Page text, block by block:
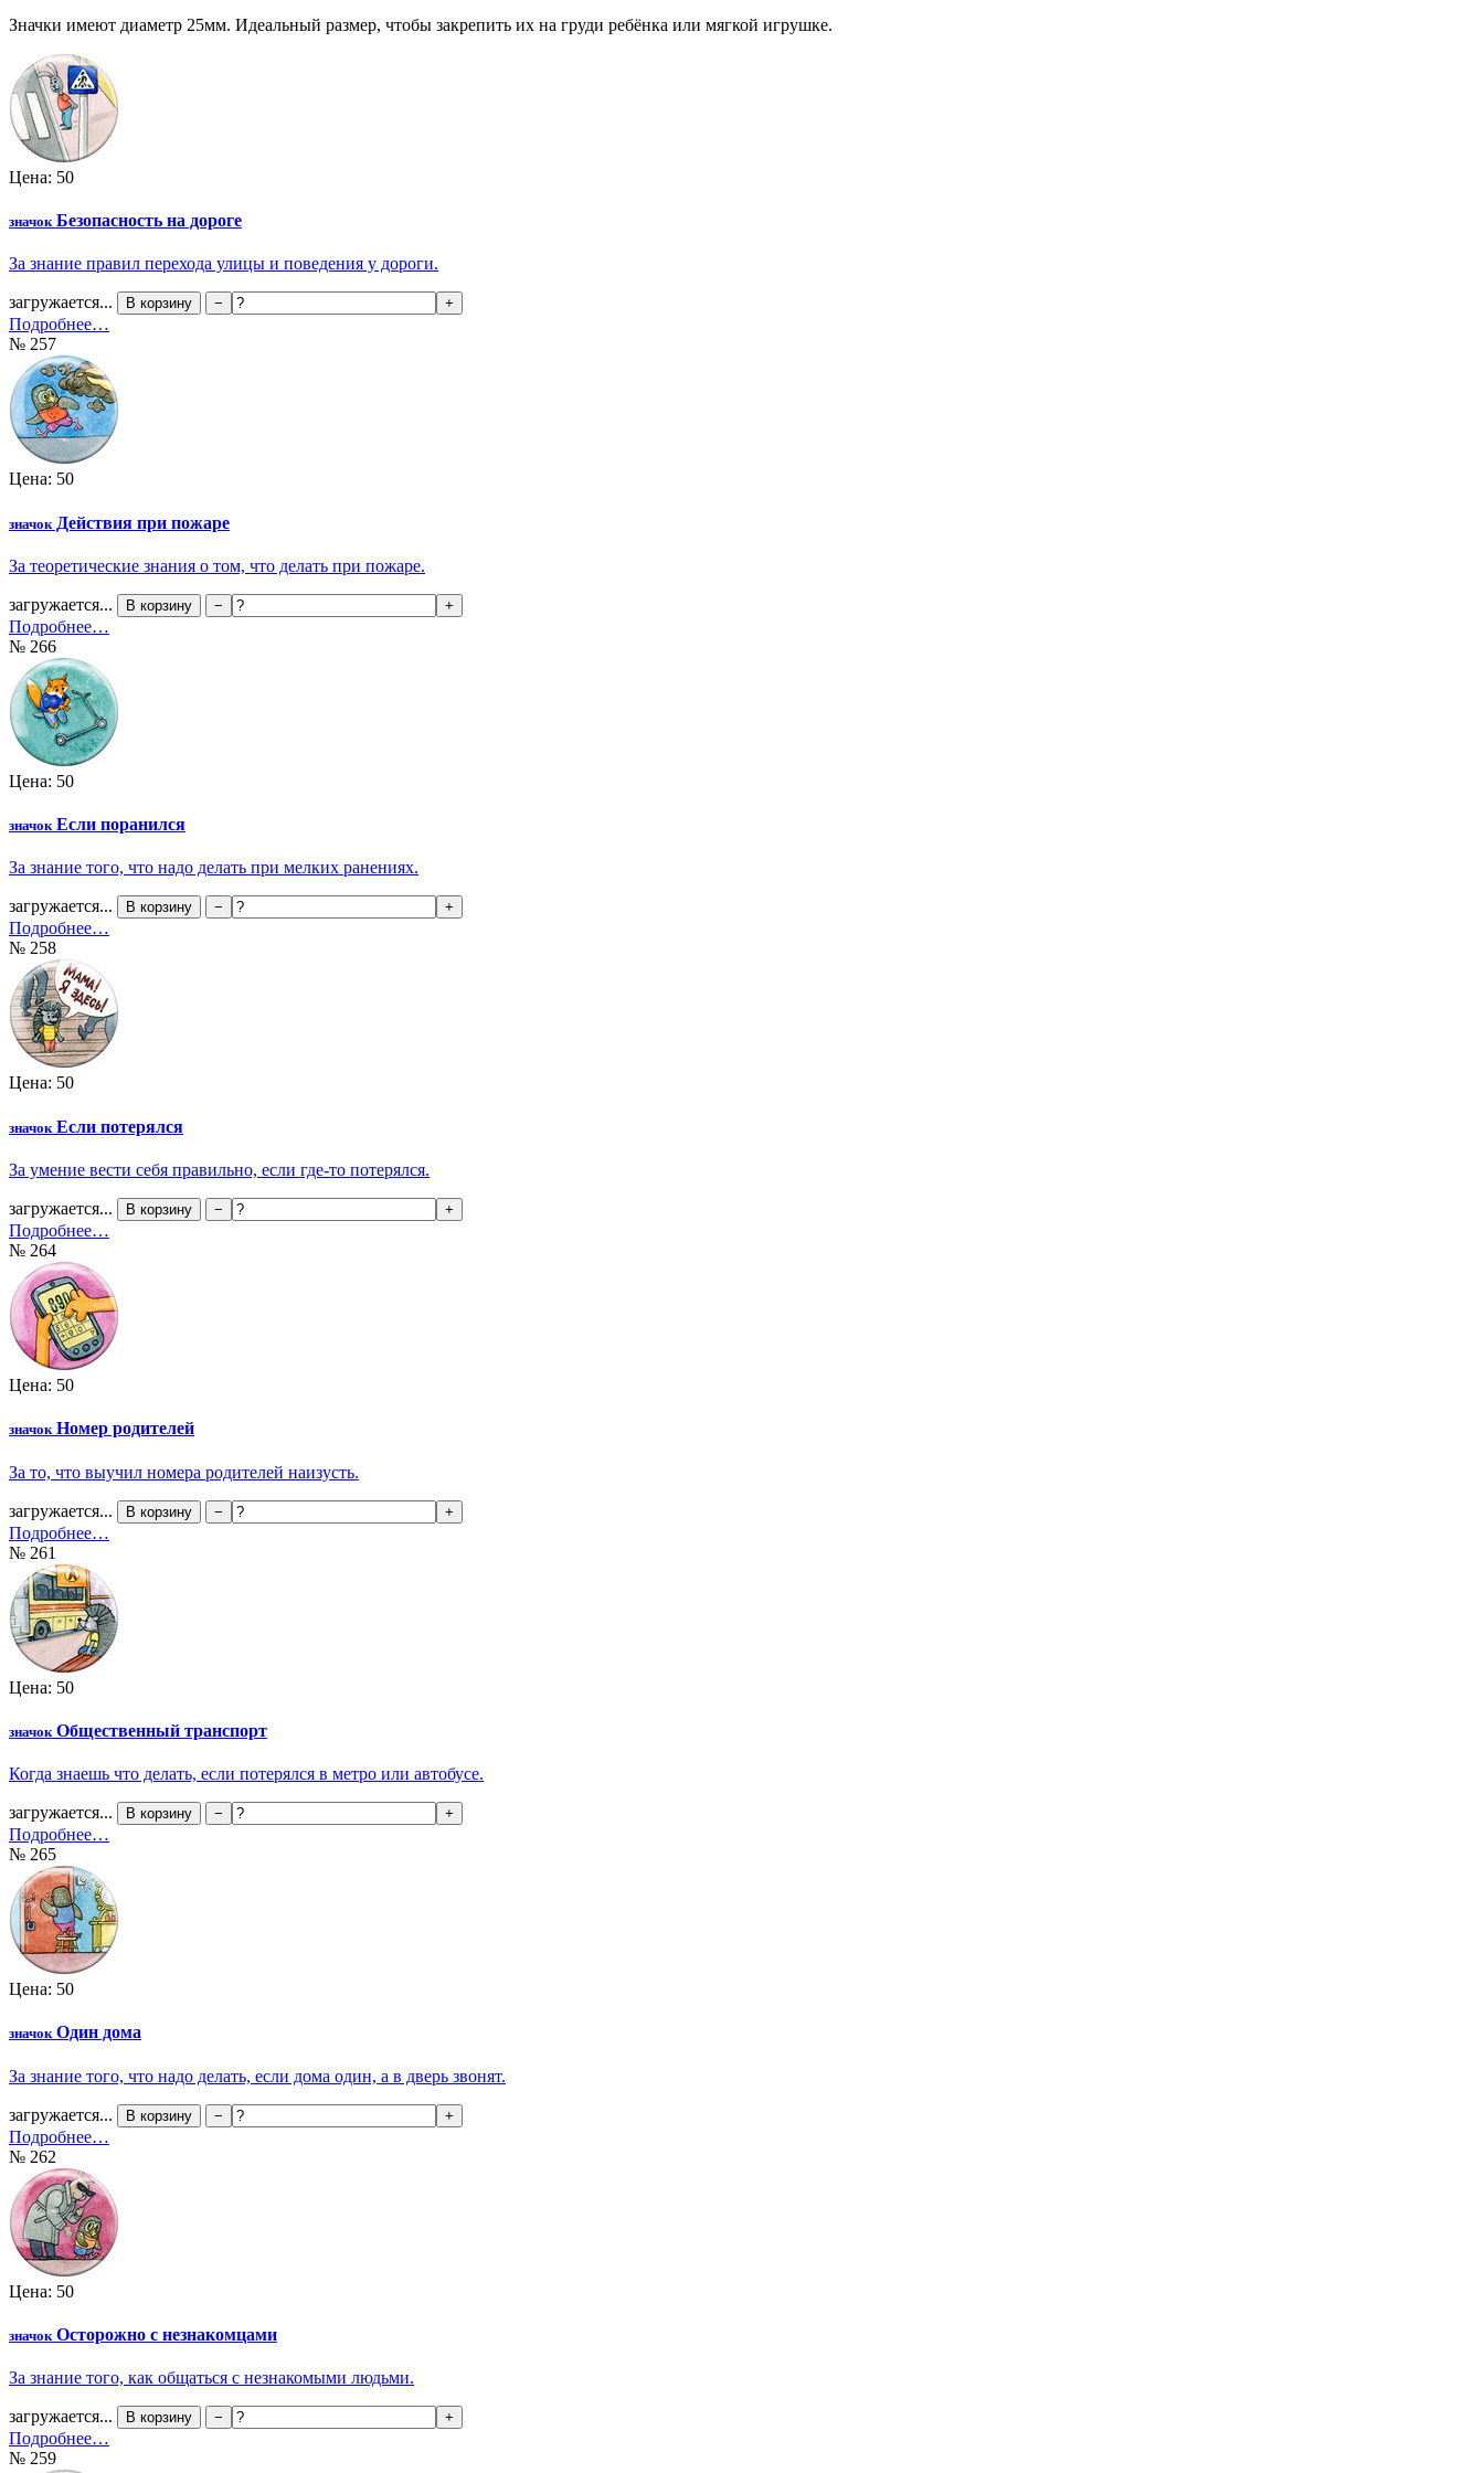
Значки имеют диаметр 25мм. Идеальный размер, чтобы закрепить их на груди ребёнка или мягкой игрушке.
Цена: 50
значок Безопасность на дороге
За знание правил перехода улицы и поведения у дороги.
загружается... В корзину − +
Подробнее…
№ 257
Цена: 50
значок Действия при пожаре
За теоретические знания о том, что делать при пожаре.
загружается... В корзину − +
Подробнее…
№ 266
Цена: 50
значок Если поранился
За знание того, что надо делать при мелких ранениях.
загружается... В корзину − +
Подробнее…
№ 258
Цена: 50
значок Если потерялся
За умение вести себя правильно, если где-то потерялся.
загружается... В корзину − +
Подробнее…
№ 264
Цена: 50
значок Номер родителей
За то, что выучил номера родителей наизусть.
загружается... В корзину − +
Подробнее…
№ 261
Цена: 50
значок Общественный транспорт
Когда знаешь что делать, если потерялся в метро или автобусе.
загружается... В корзину − +
Подробнее…
№ 265
Цена: 50
значок Один дома
За знание того, что надо делать, если дома один, а в дверь звонят.
загружается... В корзину − +
Подробнее…
№ 262
Цена: 50
значок Осторожно с незнакомцами
За знание того, как общаться с незнакомыми людьми.
загружается... В корзину − +
Подробнее…
№ 259